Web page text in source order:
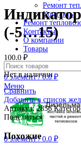
Ремонт
Контакты
Ремонт
Контакты
О компании
Товары
0элемент / 0.0₽
Меню
0элемент / 0.0 ₽
(-5…15)
100.0 ₽
Нет в наличии
Сравнить
Добавить в список
Артикул:2856
Поделиться
Похожие